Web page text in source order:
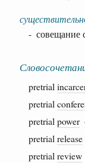
- совещание
pretrial
pretrial
pretrial power
pretrial release
pretrial review